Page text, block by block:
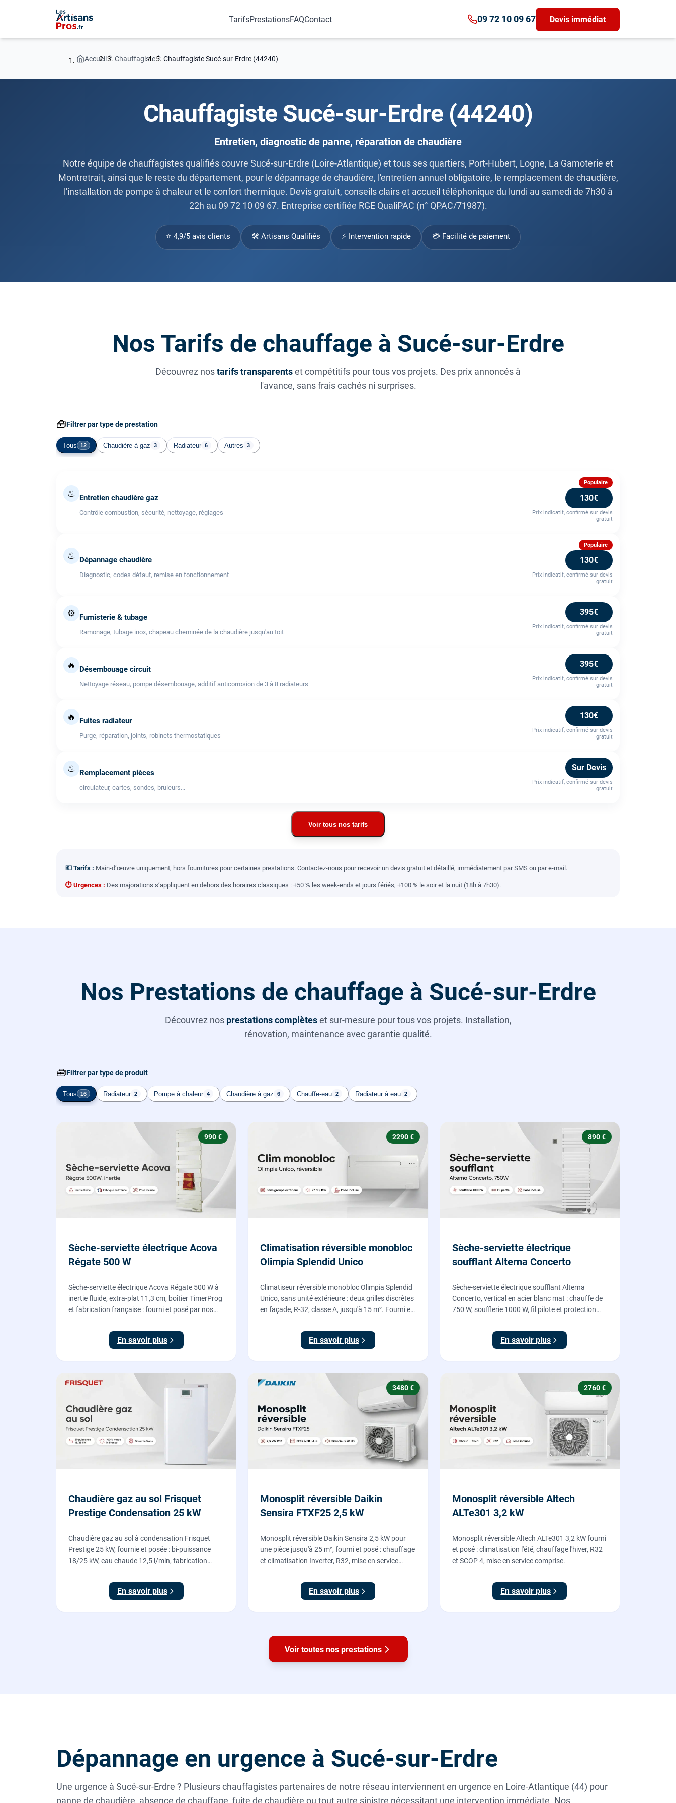
TarifsPrestationsFAQContact 09 72 10 09 67 Devis immédiat
Accueil Chauffagiste Chauffagiste Sucé-sur-Erdre (44240)
Chauffagiste Sucé-sur-Erdre (44240)
Entretien, diagnostic de panne, réparation de chaudière
Notre équipe de chauffagistes qualifiés couvre Sucé-sur-Erdre (Loire-Atlantique) et tous ses quartiers, Port-Hubert, Logne, La Gamoterie et
Montretrait, ainsi que le reste du département, pour le dépannage de chaudière, l'entretien annuel obligatoire, le remplacement de chaudière,
l'installation de pompe à chaleur et le confort thermique. Devis gratuit, conseils clairs et accueil téléphonique du lundi au samedi de 7h30 à
22h au 09 72 10 09 67. Entreprise certifiée RGE QualiPAC (n° QPAC/71987).
⭐ 4,9/5 avis clients 🛠 Artisans Qualifiés ⚡ Intervention rapide 💳 Facilité de paiement
Nos Tarifs de chauffage à Sucé-sur-Erdre
Découvrez nostarifs transparentset compétitifs pour tous vos projets. Des prix annoncés à
l'avance, sans frais cachés ni surprises.
🧰Filtrer par type de prestation
Tous 12 Chaudière à gaz 3 Radiateur 6 Autres 3
♨ Entretien chaudière gaz
Contrôle combustion, sécurité, nettoyage, réglages
Populaire
130€
Prix indicatif, confirmé sur devis
gratuit
♨ Dépannage chaudière
Diagnostic, codes défaut, remise en fonctionnement
Populaire
130€
Prix indicatif, confirmé sur devis
gratuit
⚙️ Fumisterie & tubage
Ramonage, tubage inox, chapeau cheminée de la chaudière jusqu'au toit
395€
Prix indicatif, confirmé sur devis
gratuit
🔥 Désembouage circuit
Nettoyage réseau, pompe désembouage, additif anticorrosion de 3 à 8 radiateurs
395€
Prix indicatif, confirmé sur devis
gratuit
🔥 Fuites radiateur
Purge, réparation, joints, robinets thermostatiques
130€
Prix indicatif, confirmé sur devis
gratuit
♨ Remplacement pièces
circulateur, cartes, sondes, bruleurs...
Sur Devis
Prix indicatif, confirmé sur devis
gratuit
Voir tous nos tarifs
💶 Tarifs : Main-d’œuvre uniquement, hors fournitures pour certaines prestations. Contactez-nous pour recevoir un devis gratuit et détaillé, immédiatement par SMS ou par e-mail.
⏱ Urgences : Des majorations s’appliquent en dehors des horaires classiques : +50 % les week-ends et jours fériés, +100 % le soir et la nuit (18h à 7h30).
Nos Prestations de chauffage à Sucé-sur-Erdre
Découvrez nos prestations complèteset sur-mesure pour tous vos projets. Installation,
rénovation, maintenance avec garantie qualité.
🧰Filtrer par type de produit
Tous 16 Radiateur 2 Pompe à chaleur 4 Chaudière à gaz 6 Chauffe-eau 2 Radiateur à eau 2
990 €
Sèche-serviette électrique Acova
Régate 500 W
Sèche-serviette électrique Acova Régate 500 W à
inertie fluide, extra-plat 11,3 cm, boîtier TimerProg
et fabrication française : fourni et posé par nos
normes compris.
En savoir plus
2290 €
Climatisation réversible monobloc
Olimpia Splendid Unico
Climatiseur réversible monobloc Olimpia Splendid
Unico, sans unité extérieure : deux grilles discrètes
en façade, R-32, classe A, jusqu'à 15 m². Fourni et
En savoir plus
890 €
Sèche-serviette électrique
soufflant Alterna Concerto
Sèche-serviette électrique soufflant Alterna
Concerto, vertical en acier blanc mat : chauffe de
750 W, soufflerie 1000 W, fil pilote et protection
En savoir plus
Chaudière gaz au sol Frisquet
Prestige Condensation 25 kW
Chaudière gaz au sol à condensation Frisquet
Prestige 25 kW, fournie et posée : bi-puissance
18/25 kW, eau chaude 12,5 l/min, fabrication
En savoir plus
3480 €
Monosplit réversible Daikin
Sensira FTXF25 2,5 kW
Monosplit réversible Daikin Sensira 2,5 kW pour
une pièce jusqu'à 25 m², fourni et posé : chauffage
et climatisation Inverter, R32, mise en service
En savoir plus
2760 €
Monosplit réversible Altech
ALTe301 3,2 kW
Monosplit réversible Altech ALTe301 3,2 kW fourni
et posé : climatisation l'été, chauffage l'hiver, R32
et SCOP 4, mise en service comprise.
En savoir plus
Voir toutes nos prestations
Dépannage en urgence à Sucé-sur-Erdre
Une urgence à Sucé-sur-Erdre ? Plusieurs chauffagistes partenaires de notre réseau interviennent en urgence en Loire-Atlantique (44) pour
panne de chaudière, absence de chauffage, fuite de chaudière ou tout autre sinistre nécessitant une intervention immédiate. Nos